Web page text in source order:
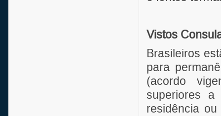
Vistos
Brasileiros
para
(acordo
superiores
residência